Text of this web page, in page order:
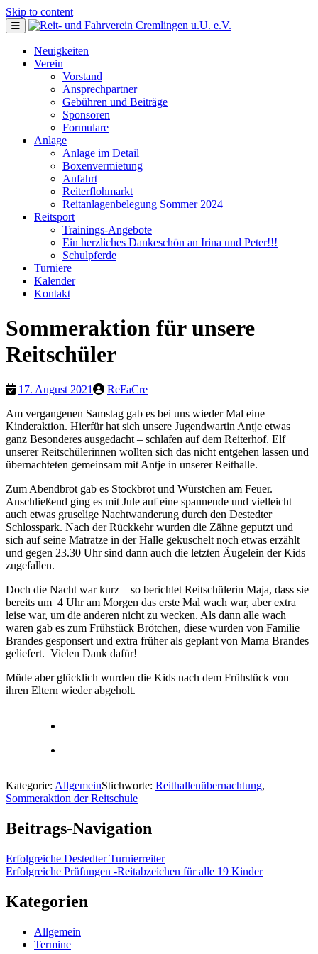
Skip to content
Neuigkeiten
Verein
Vorstand
Ansprechpartner
Gebühren und Beiträge
Sponsoren
Formulare
Anlage
Anlage im Detail
Boxenvermietung
Anfahrt
Reiterflohmarkt
Reitanlagenbelegung Sommer 2024
Reitsport
Trainings-Angebote
Ein herzliches Dankeschön an Irina und Peter!!!
Schulpferde
Turniere
Kalender
Kontakt
Sommeraktion für unsere
Reitschüler
17. August 2021
ReFaCre
Am vergangenen Samstag gab es bei uns wieder Mal eine
Kinderaktion. Hierfür hat sich unsere Jugendwartin Antje etwas
ganz Besonderes ausgedacht – schlafen auf dem Reiterhof. Elf
unserer Reitschülerinnen wollten sich das nicht entgehen lassen und
übernachteten gemeinsam mit Antje in unserer Reithalle.
Zum Abendbrot gab es Stockbrot und Würstchen am Feuer.
Anschließend ging es mit Jule auf eine spannende und vielleicht
auch etwas gruselige Nachtwanderung durch den Destedter
Schlosspark. Nach der Rückkehr wurden die Zähne geputzt und
sich auf seine Matratze in der Halle gekuschelt noch etwas erzählt
und gegen 23.30 Uhr sind dann auch die letzten Äugelein der Kids
zugefallen.
Doch die Nacht war kurz – so berichtet Reitschülerin Maja, dass sie
bereits um 4 Uhr am Morgen das erste Mal wach war, aber extra
leise war, um die anderen nicht zu wecken. Als dann alle wach
waren gab es zum Frühstück Brötchen, diese wurden von Familie
Brandes gesponsert und extra früher als geplant von Mama Brandes
geliefert. Vielen Dank dafür!
Müde aber glücklich wurden die Kids nach dem Frühstück von
ihren Eltern wieder abgeholt.
Kategorie: AllgemeinStichworte: Reithallenübernachtung,
Sommeraktion der Reitschule
Beitrags-Navigation
Erfolgreiche Destedter Turnierreiter
Erfolgreiche Prüfungen -Reitabzeichen für alle 19 Kinder
Kategorien
Allgemein
Termine